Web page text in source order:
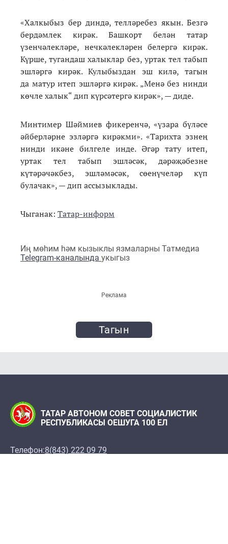
«Халкыбыз бер диндә, телләребез якын. Безгә
бердәмлек кирәк. Башкорт белән татар
үзенчәлекләре, нечкәлекләрен белергә кирәк.
Күрше, тугандаш халыклар без, уртак тел табып
эшләргә кирәк. Кулыбыздан эш килә, тагын
да матур итеп эшләргә кирәк. „Менә без нинди
көчле халык“ дип күрсәтергә кирәк», — диде.
Минтимер Шәймиев фикеренчә, «үзара бүләсе
әйберләрне эзләргә кирәкми». «Тарихта эзнең
нинди икәне билгеле инде. Әгәр тату итеп,
уртак тел табып эшләсәк, дәрәҗәбезне
күтәрәчәкбез, эшләмәсәк, сөенүчеләр күп
булачак», — дип ассызыклады.
Чыганак: Татар-информ
Иң мөһим һәм кызыклы язмаларны Татмедиа
Telegram-каналында укыгыз
Реклама
Тагын
ТАТАР АВТОНОМ СОВЕТ СОЦИАЛИСТИК
РЕСПУБЛИКАСЫ ОЕШУГА 100 ЕЛ
Телефон:8(843) 222 09 79